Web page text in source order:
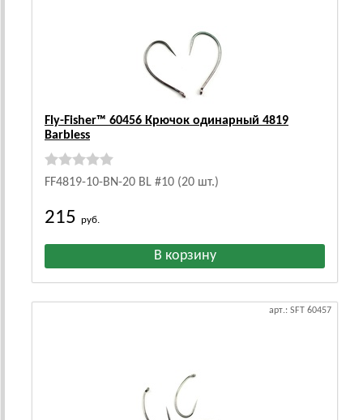
Fly-Fisher™ 60456 Крючок одинарный 4819
Barbless
FF4819-10-BN-20 BL #10 (20 шт.)
215 руб.
арт.: SFT 60457